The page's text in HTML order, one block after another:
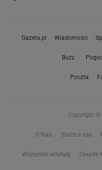
Gazeta.pl Wiadomości
Buzz
Poczta
Copyright ©
O Nas Staże u nas
Wszystkie artykuły Zasady